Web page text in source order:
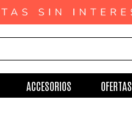
ACCESORIOS OFERTAS